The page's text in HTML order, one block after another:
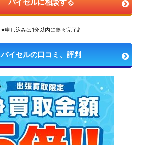
バイセルに相談する
※申し込みは1分以内に楽々完了♪
バイセルの口コミ、評判